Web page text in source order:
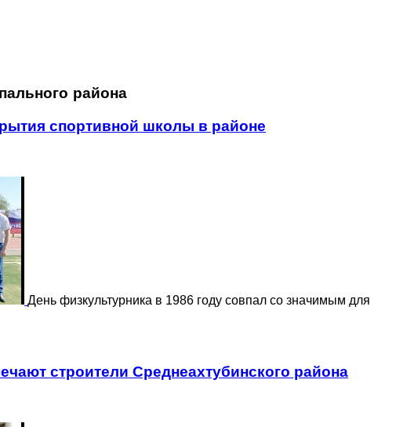
района
спортивной школы в районе
День физкультурника в 1986 году совпал со значимым для
строители Среднеахтубинского района